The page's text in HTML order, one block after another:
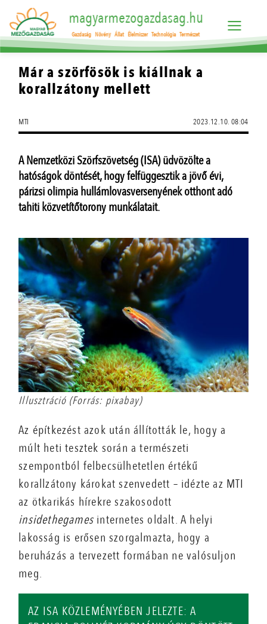
magyarmezogazdasag.hu
Gazdaság Növény Állat Élelmiszer Technológia Természet
Már a szörfösök is kiállnak a
korallzátony mellett
MTI 2023.12.10. 08:04
A Nemzetközi Szörfszövetség (ISA) üdvözölte a
hatóságok döntését, hogy felfüggesztik a jövő évi,
párizsi olimpia hullámlovasversenyének otthont adó
tahiti közvetítőtorony munkálatait.
Illusztráció (Forrás: pixabay)
Az építkezést azok után állították le, hogy a
múlt heti tesztek során a természeti
szempontból felbecsülhetetlen értékű
korallzátony károkat szenvedett – idézte az MTI
az ötkarikás hírekre szakosodott
insidethegamesinternetes oldalt. A helyi
lakosság is erősen szorgalmazta, hogy a
beruházás a tervezett formában ne valósuljon
meg.
AZ ISA KÖZLEMÉNYÉBEN JELEZTE: A